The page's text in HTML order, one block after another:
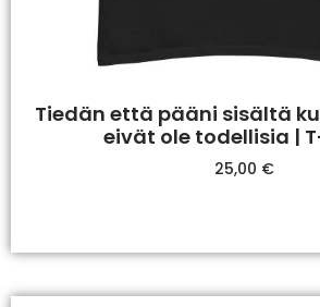
Tiedän että pääni sisältä
eivät ole todellisia |
25,00 €